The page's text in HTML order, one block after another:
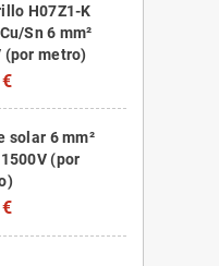
H07Z1-K
Sn 6 mm²
(por metro)
solar 6 mm²
(por